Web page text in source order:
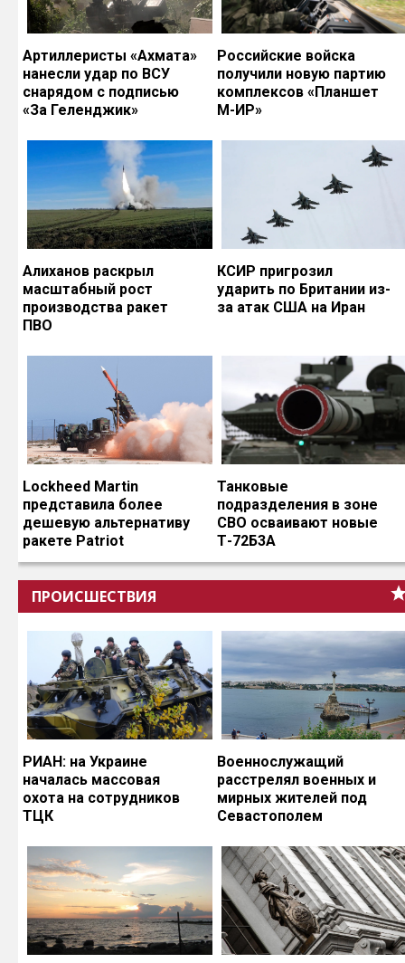
Артиллеристы «Ахмата»
нанесли удар по ВСУ
снарядом с подписью
«За Геленджик»
Российские войска
получили новую партию
комплексов «Планшет
М-ИР»
Алиханов раскрыл
масштабный рост
производства ракет
ПВО
КСИР пригрозил
ударить по Британии из-
за атак США на Иран
Lockheed Martin
представила более
дешевую альтернативу
ракете Patriot
Танковые
подразделения в зоне
СВО осваивают новые
Т-72Б3А
ПРОИСШЕСТВИЯ
РИАН: на Украине
началась массовая
охота на сотрудников
ТЦК
Военнослужащий
расстрелял военных и
мирных жителей под
Севастополем